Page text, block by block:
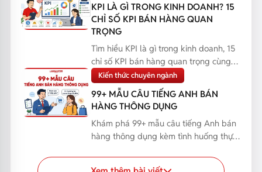
KPI LÀ GÌ TRONG KINH DOANH? 15
CHỈ SỐ KPI BÁN HÀNG QUAN
TRỌNG
Tìm hiểu KPI là gì trong kinh doanh, 15
chỉ số KPI bán hàng quan trọng cùng
cách xây dựng...
Kiến thức chuyên ngành
99+ MẪU CÂU TIẾNG ANH BÁN
HÀNG THÔNG DỤNG
Khám phá 99+ mẫu câu tiếng Anh bán
hàng thông dụng kèm tình huống thực